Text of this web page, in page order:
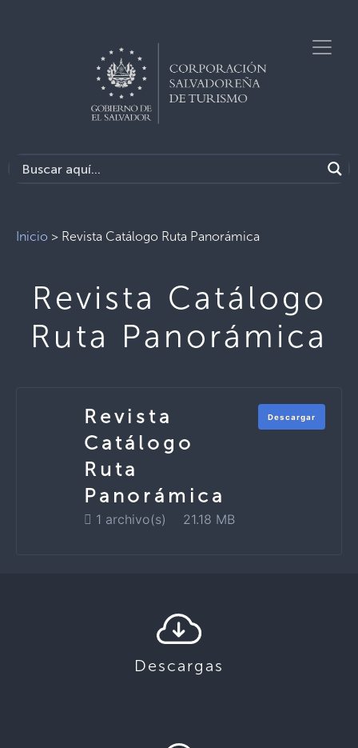
Inicio > Revista Catálogo Ruta Panorámica
Revista Catálogo
Ruta Panorámica
Revista
Catálogo
Ruta
Panorámica
1 archivo(s) 21.18 MB
Descargar
Descargas